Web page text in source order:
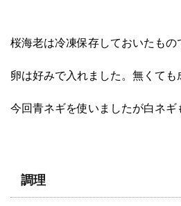
桜海老は冷凍保存しておいたもの
卵は好みで入れました。無くても
今回青ネギを使いましたが白ネギ
調理